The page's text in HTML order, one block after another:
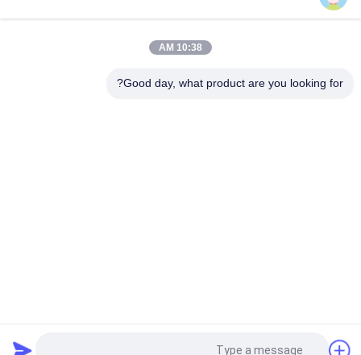
الأصلي
10:38 AM
Good day, what product are you looking for?